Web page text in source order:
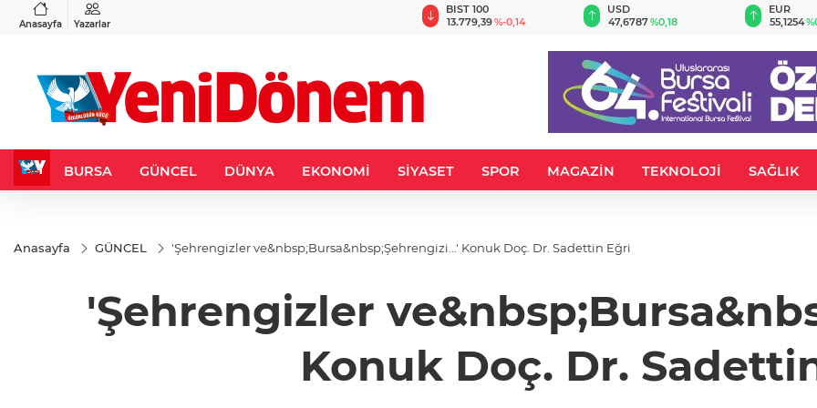
Anasayfa Yazarlar
%-0,22
BIST 100
13.779,39%-0,14
USD
47,6787%0,18
EUR
55,1254
BURSA GÜNCEL DÜNYA EKONOMİ SİYASET SPOR MAGAZİN TEKNOLOJİ SAĞLIK
Anasayfa GÜNCEL 'Şehrengizler ve&nbsp;Bursa&nbsp;Şehrengizi...' Konuk Doç. Dr. Sadettin Eğri
'Şehrengizler
Konuk Doç. Dr.